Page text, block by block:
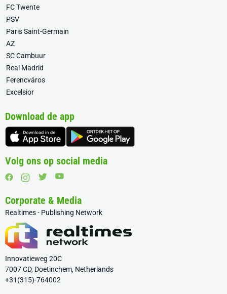
FC Twente
PSV
Paris Saint-Germain
AZ
SC Cambuur
Real Madrid
Ferencváros
Excelsior
Download de app
Volg ons op social media
Corporate & Media
Realtimes - Publishing Network
Innovatieweg 20C
7007 CD, Doetinchem, Netherlands
+31(315)-764002